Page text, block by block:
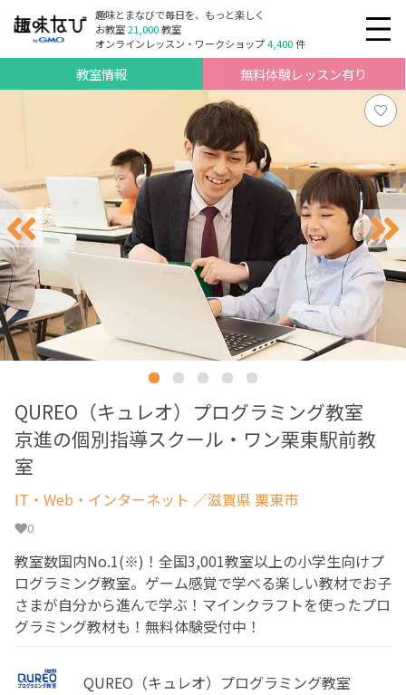
趣味とまなびで毎日を、もっと楽しく
お教室21,000教室
オンラインレッスン・ワークショップ4,400件
教室情報 無料体験レッスン有り
QUREO（キュレオ）プログラミング教室
京進の個別指導スクール・ワン栗東駅前教
室
IT・Web・インターネット ／滋賀県 栗東市
0
教室数国内No.1(※)！全国3,001教室以上の小学生向けプ
ログラミング教室。ゲーム感覚で学べる楽しい教材でお子
さまが自分から進んで学ぶ！マインクラフトを使ったプロ
グラミング教材も！無料体験受付中！
QUREO（キュレオ）プログラミング教室